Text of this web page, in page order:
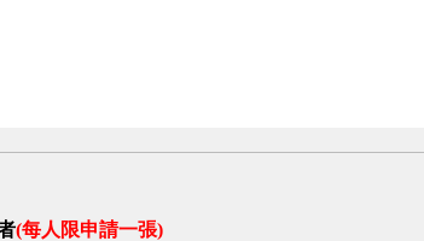
(每人限申請一張)